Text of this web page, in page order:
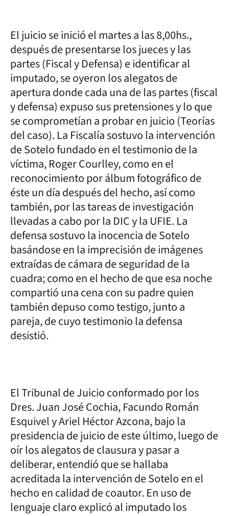
El juicio se inició el martes a las 8,00hs.,
después de presentarse los jueces y las
partes (Fiscal y Defensa) e identificar al
imputado, se oyeron los alegatos de
apertura donde cada una de las partes (fiscal
y defensa) expuso sus pretensiones y lo que
se comprometían a probar en juicio (Teorías
del caso). La Fiscalía sostuvo la intervención
de Sotelo fundado en el testimonio de la
víctima, Roger Courlley, como en el
reconocimiento por álbum fotográfico de
éste un día después del hecho, así como
también, por las tareas de investigación
llevadas a cabo por la DIC y la UFIE. La
defensa sostuvo la inocencia de Sotelo
basándose en la imprecisión de imágenes
extraídas de cámara de seguridad de la
cuadra; como en el hecho de que esa noche
compartió una cena con su padre quien
también depuso como testigo, junto a
pareja, de cuyo testimonio la defensa
desistió.
El Tribunal de Juicio conformado por los
Dres. Juan José Cochia, Facundo Román
Esquivel y Ariel Héctor Azcona, bajo la
presidencia de juicio de este último, luego de
oír los alegatos de clausura y pasar a
deliberar, entendió que se hallaba
acreditada la intervención de Sotelo en el
hecho en calidad de coautor. En uso de
lenguaje claro explicó al imputado los